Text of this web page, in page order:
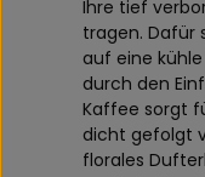
Ihre tief
tragen. Dafür
auf eine
durch den
Kaffee sorgt
dicht gefolgt
florales